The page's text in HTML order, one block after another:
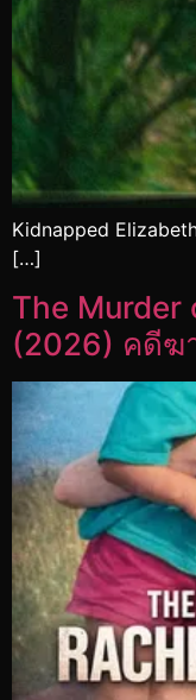
Kidnapped
[…]
The Murder
(2026) คดีฆ